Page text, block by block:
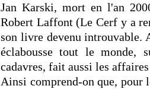
Jan Karski, mort en l'an
Robert Laffont (Le Cerf y a
son livre devenu introuvable.
éclabousse tout le monde,
cadavres, fait aussi les
Ainsi comprend-on que, pour